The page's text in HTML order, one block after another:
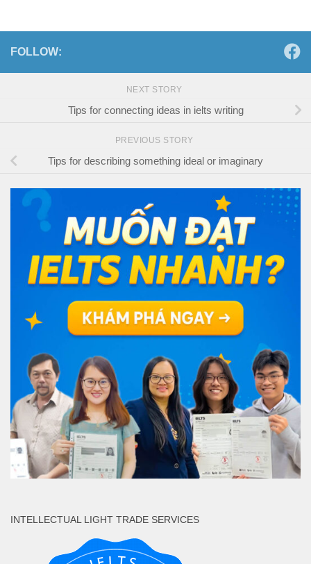
FOLLOW:
NEXT STORY
Tips for connecting ideas in ielts writing
PREVIOUS STORY
Tips for describing something ideal or imaginary
INTELLECTUAL LIGHT TRADE SERVICES